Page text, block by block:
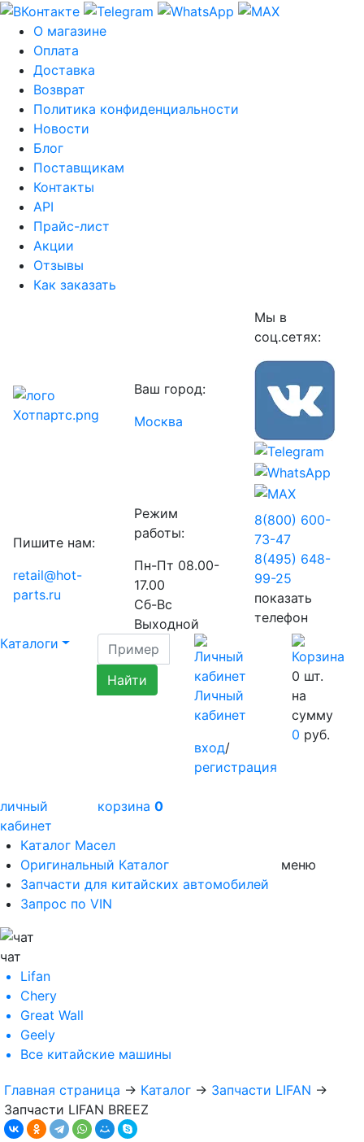
О магазине
Оплата
Доставка
Возврат
Политика конфиденциальности
Новости
Блог
Поставщикам
Контакты
API
Прайс-лист
Акции
Отзывы
Как заказать
Ваш город:
Москва
Мы в
соц.сетях:
Пишите нам:
retail@hot-
parts.ru
Режим
работы:
Пн-Пт 08.00-
17.00
Сб-Вс
Выходной
8(800) 600-
73-47
8(495) 648-
99-25
показать
телефон
Каталоги
Личный
кабинет
вход/
регистрация
0 шт.
на
сумму
0 руб.
личный
кабинет
корзина 0
Каталог Масел
Оригинальный Каталог
Запчасти для китайских автомобилей
Запрос по VIN
меню
чат
Lifan
Chery
Great Wall
Geely
Все китайские машины
Главная страница → Каталог → Запчасти LIFAN →
Запчасти LIFAN BREEZ